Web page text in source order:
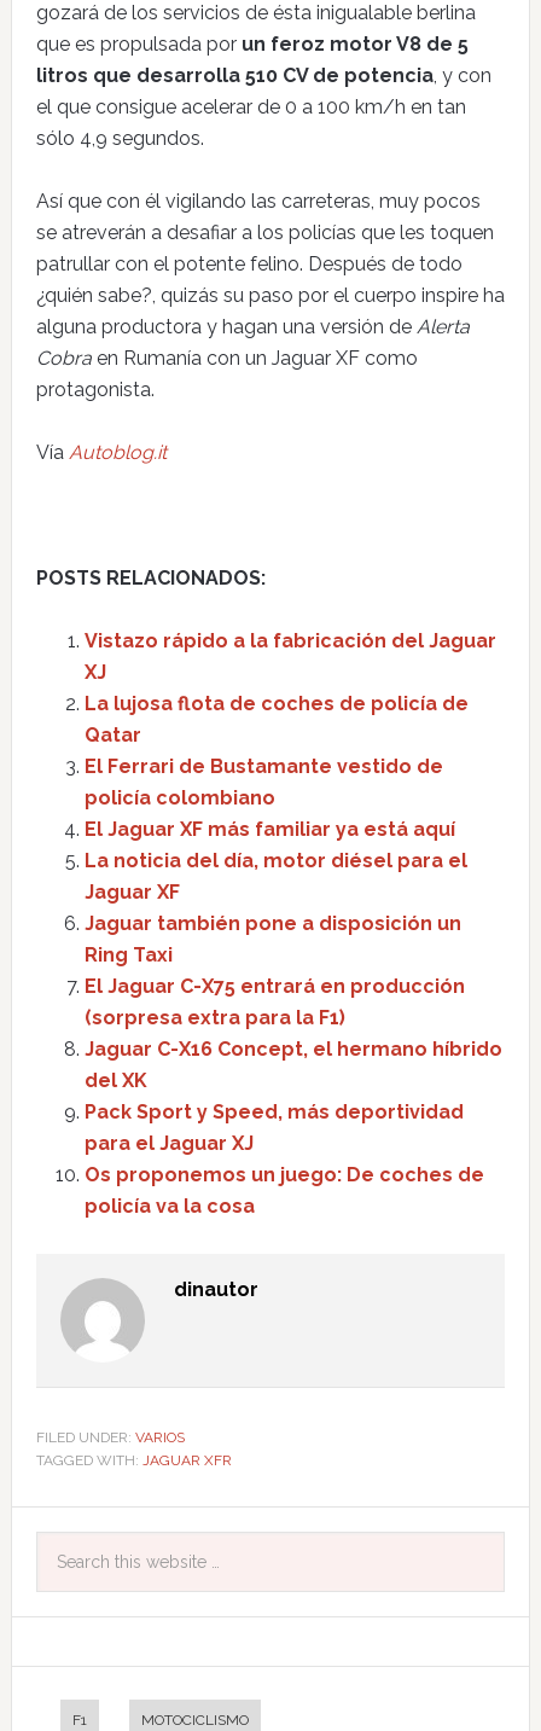
gozará de los servicios de ésta inigualable berlina
que es propulsada por un feroz motor V8 de 5
litros que desarrolla 510 CV de potencia, y con
el que consigue acelerar de 0 a 100 km/h en tan
sólo 4,9 segundos.
Así que con él vigilando las carreteras, muy pocos
se atreverán a desafiar a los policías que les toquen
patrullar con el potente felino. Después de todo
¿quién sabe?, quizás su paso por el cuerpo inspire ha
alguna productora y hagan una versión de Alerta
Cobraen Rumanía con un Jaguar XF como
protagonista.
Vía Autoblog.it
POSTS RELACIONADOS:
Vistazo rápido a la fabricación del Jaguar
XJ
La lujosa flota de coches de policía de
Qatar
El Ferrari de Bustamante vestido de
policía colombiano
El Jaguar XF más familiar ya está aquí
La noticia del día, motor diésel para el
Jaguar XF
Jaguar también pone a disposición un
Ring Taxi
El Jaguar C-X75 entrará en producción
(sorpresa extra para la F1)
Jaguar C-X16 Concept, el hermano híbrido
del XK
Pack Sport y Speed, más deportividad
para el Jaguar XJ
Os proponemos un juego: De coches de
policía va la cosa
dinautor
FILED UNDER: VARIOS
TAGGED WITH: JAGUAR XFR
F1 MOTOCICLISMO